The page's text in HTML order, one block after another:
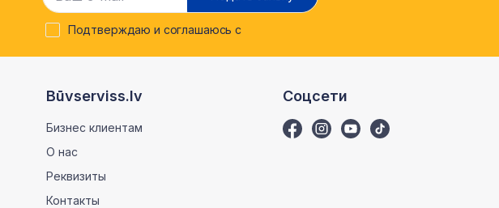
Подтверждаю и соглашаюсь с
Būvserviss.lv
Бизнес клиентам
О нас
Реквизиты
Контакты
Соцсети